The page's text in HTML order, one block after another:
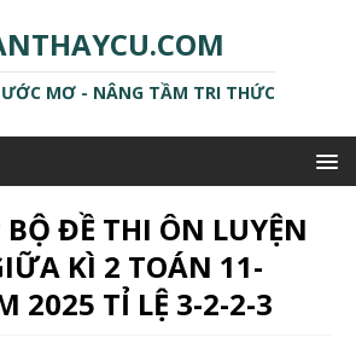
ƯỚC MƠ - NÂNG TẦM TRI THỨC
ĐỀ THI ÔN LUYỆN
KÌ 2 TOÁN 11-
2025 TỈ LỆ 3-2-2-3